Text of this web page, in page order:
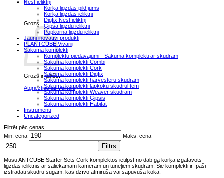
0
Grozs
Grozs ir tukšs.
Atgriezties uz veikalu
Nest ieliktņi
Korķa ligzdas pildījums
Korķa ligzdas ieliktņi
Digfix Nest ieliktņi
Ģipša ligzdu ieliktņi
Popkorna ligzdu ieliktņi
Jauni inovatīvi produkti
PLANTCUBE Vivāriji
Sākuma komplekti
Komplektu piedāvājumi - Sākuma komplekti ar skudrām
Sākuma komplekti Combi
Sākuma komplekti Cork
Sākuma komplekti Digfix
Sākuma komplekti harvesteru skudrām
Sākuma komplekti lapkoku skudrulītēm
Sākuma komplekti Weaver skudrām
Sākuma komplekti Ģipsis
Sākuma komplekti Habitat
Instrumenti
Uncategorized
Filtrēt pēc cenas
Min. cena
Maks. cena
Filtrs
Mūsu ANTCUBE Starter Sets Cork komplektos ietilpst no dabīga korķa izgatavots
ligzdas ieliktnis ar saliekamām kamerām un tuneļiem skudrām. Šie komplekti ir īpaši
izstrādāti skudru sugām, kas dzīvo atmirušā vai sapuvušā kokā.